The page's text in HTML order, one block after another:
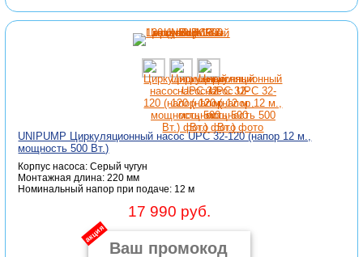
UNIPUMP Циркуляционный насос UPС 32-120 (напор 12 м.,
мощность 500 Вт.)
Корпус насоса: Серый чугун
Монтажная длина: 220 мм
Номинальный напор при подаче: 12 м
17 990 руб.
акция